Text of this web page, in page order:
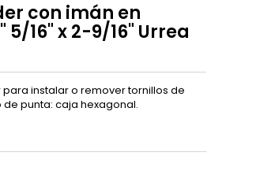
con imán en
16" x 2-9/16" Urrea
instalar o remover tornillos de
punta: caja hexagonal.